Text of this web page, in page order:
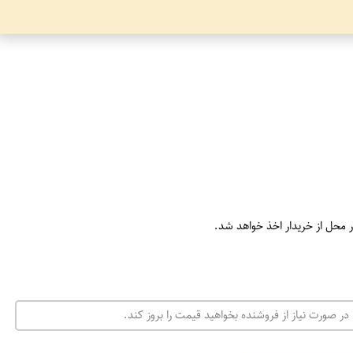
محل از خریدار اخذ خواهد شد.
صورت نیاز از فروشنده بخواهید قیمت را بروز کند.